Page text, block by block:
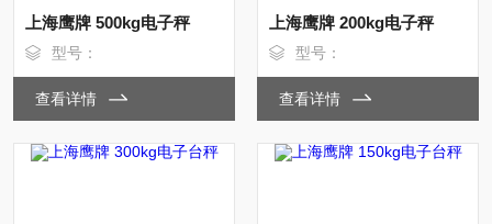
上海鹰牌 500kg电子秤
型号：
查看详情
上海鹰牌 200kg电子秤
型号：
查看详情